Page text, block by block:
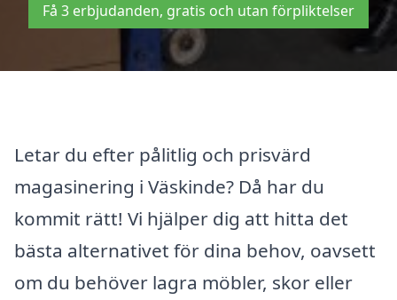
Få 3 erbjudanden, gratis och utan förpliktelser
Letar du efter pålitlig och prisvärd
magasinering i Väskinde? Då har du
kommit rätt! Vi hjälper dig att hitta det
bästa alternativet för dina behov, oavsett
om du behöver lagra möbler, skor eller